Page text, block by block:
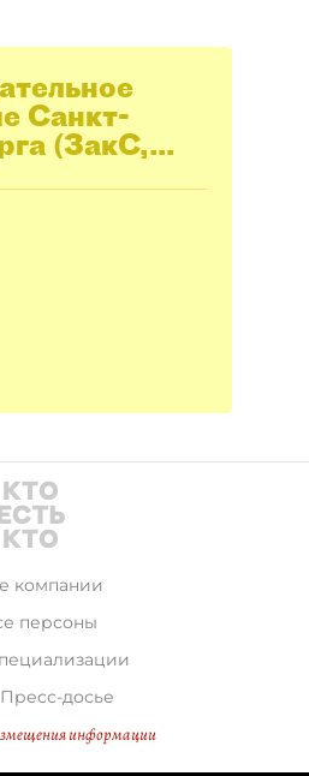
Санкт-
(ЗакС,
компании
персоны
Пресс-досье
информации